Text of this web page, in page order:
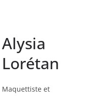
Alysia
Lorétan
Maquettiste et